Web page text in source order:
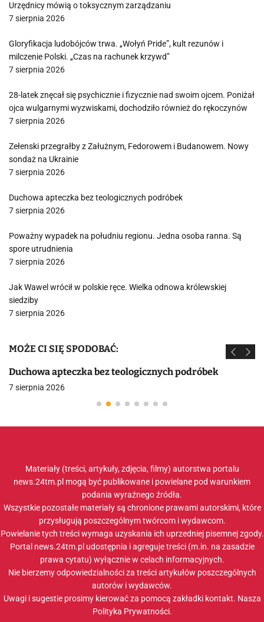
Urzędnicy mówią o toksycznym zarządzaniu
7 sierpnia 2026
Gloryfikacja ludobójców trwa. „Wołyń Pride”, kult rezunów i
milczenie Polski. „Czas na rachunek krzywd”
7 sierpnia 2026
28-latek znęcał się psychicznie i fizycznie nad swoim ojcem. Poniżał
ojca wulgarnymi wyzwiskami, dochodziło również do rękoczynów
7 sierpnia 2026
Zełenski przegrałby z Załużnym, Fedorowem i Budanowem. Nowy
sondaż na Ukrainie
7 sierpnia 2026
Duchowa apteczka bez teologicznych podróbek
7 sierpnia 2026
Poważny wypadek na południu regionu. Jedna osoba ranna. Są
spore utrudnienia
7 sierpnia 2026
Jak Wawel wrócił w polskie ręce. Wielka odnowa królewskiej
siedziby
7 sierpnia 2026
MOŻE CI SIĘ SPODOBAĆ:
Duchowa apteczka bez teologicznych podróbek
7 sierpnia 2026
Materiały (treści, artykuły, zdjęcia, filmy) autorstwa portalu
news.24tm.pl mogą być publikowane i powielane pod warunkiem
podania wyraźnego źródła.
Wszystkie pozostałe materiały są chronione prawami autorskimi, które
przysługują poszczególnym twórcom i wydawcom.
Powielanie tych treści wymaga uzyskania ich uprzedniej pisemnej zgody.
Portal news.24tm.pl udostępnia i agreguje treści (m.in. na zasadzie
prawa cytatu) wyłącznie w celach informacyjnych.
Nie bierzemy odpowiedzialności za treści artykułów poszczególnych
autorów i wydawców.
Uwagi i sugestie prosimy kierować za pomocą zakładki kontakt. Nasza
Polityka Prywatności.